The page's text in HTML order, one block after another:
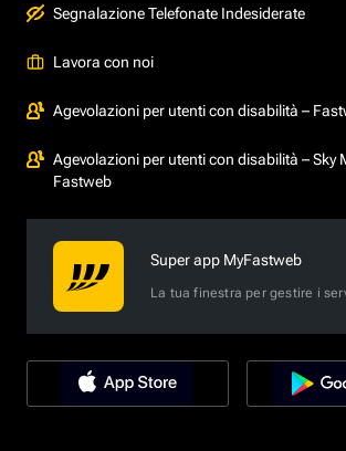
Segnalazione Telefonate Indesiderate
Lavora con noi
Agevolazioni per utenti con disabilità –
Agevolazioni per utenti con disabilità – Sky
Fastweb
Super app MyFastweb
La tua finestra per gestire i